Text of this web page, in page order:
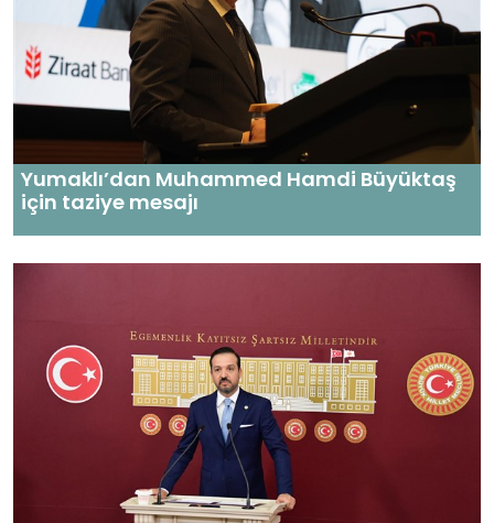
Yumaklı’dan Muhammed Hamdi Büyüktaş
için taziye mesajı